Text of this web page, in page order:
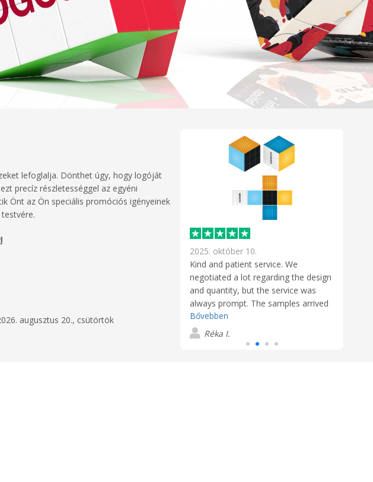
lefoglalja. Dönthet úgy, hogy logóját
precíz részletességgel az egyéni
Önt az Ön speciális promóciós igényeinek
testvére.
augusztus 20., csütörtök
2025. október 10.
Kind and patient service. We
negotiated a lot regarding the design
and quantity, but the service was
always prompt. The samples arrived
quickly, and the finished cubes look
very good. We don't even dare mix
them up. :)
Bővebben
Réka I.